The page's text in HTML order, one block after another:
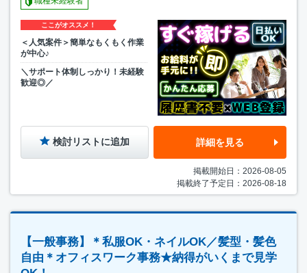
ここがオススメ！
＜人気案件＞簡単なもくもく作業
が中心♪
＼サポート体制しっかり！未経験
歓迎◎／
検討リストに追加 詳細を見る
掲載開始日：2026-08-05
掲載終了予定日：2026-08-18
【一般事務】＊私服OK・ネイルOK／髪型・髪色
自由＊オフィスワーク事務★納得がいくまで見学